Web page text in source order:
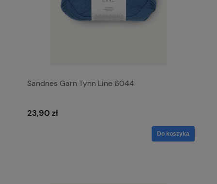
Sandnes Garn Tynn Line 6044
23,90 zł
Do koszyka